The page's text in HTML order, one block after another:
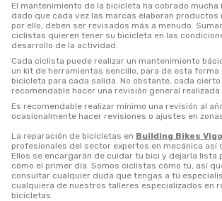
El mantenimiento de la bicicleta ha cobrado
dado que cada vez las marcas elaboran
por ello, deben ser revisados más a menudo.
ciclistas quieren tener su bicicleta en las
desarrollo de la actividad.
Cada ciclista puede realizar un mantenimiento
un kit de herramientas sencillo, para de esta forma
bicicleta para cada salida. No obstante, cada
recomendable hacer una revisión general
Es recomendable realizar mínimo una revisión al
ocasionalmente hacer revisiones o ajustes en
La reparación de bicicletas en Building Bikes Vigo
profesionales del sector expertos en mecánica así
Ellos se encargarán de cuidar tu bici y dejarla lista
cómo el primer día. Somos ciclistas cómo tú, así
consultar cualquier duda que tengas a tú
cualquiera de nuestros talleres especializados en
bicicletas.